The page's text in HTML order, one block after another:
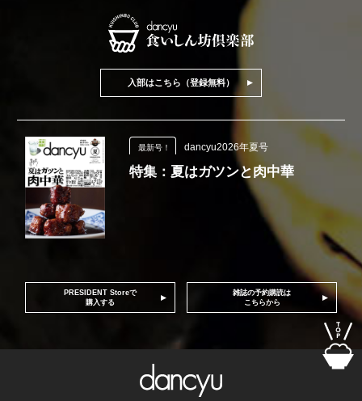
入部はこちら（登録無料）
最新号！ dancyu2026年夏号
特集：夏はガツンと肉中華
PRESIDENT Storeで
購入する
雑誌の予約購読は
こちらから